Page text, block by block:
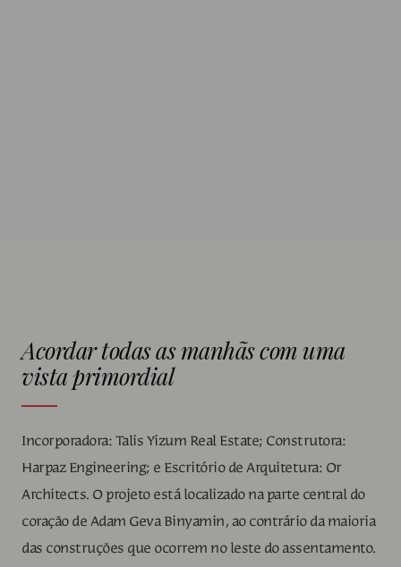
Acordar todas as manhãs com uma
vista primordial
Incorporadora: Talis Yizum Real Estate; Construtora:
Harpaz Engineering; e Escritório de Arquitetura: Or
Architects. O projeto está localizado na parte central do
coração de Adam Geva Binyamin, ao contrário da maioria
das construções que ocorrem no leste do assentamento.